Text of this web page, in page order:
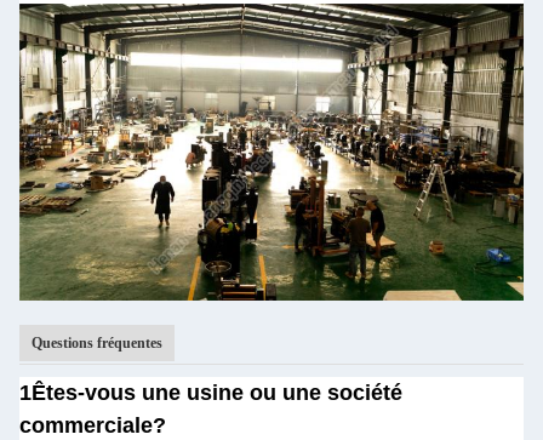
Questions fréquentes
1Êtes-vous une usine ou une société
commerciale?